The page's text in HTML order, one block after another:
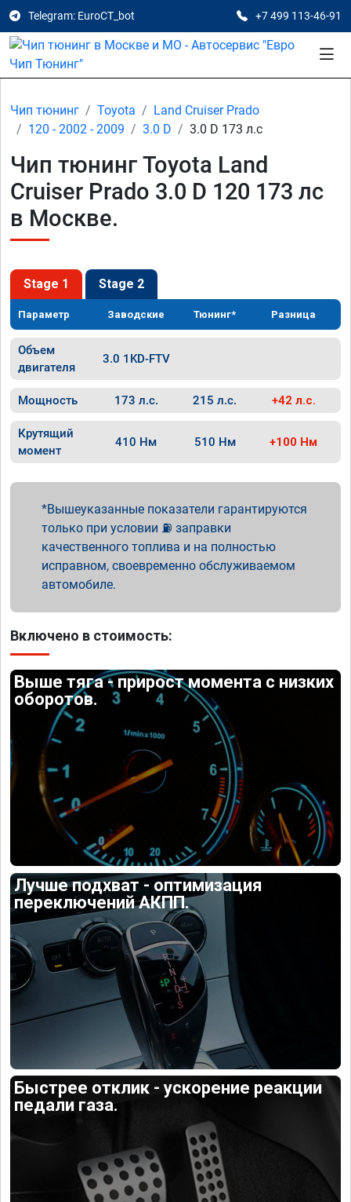
Telegram: EuroCT_bot +7 499 113-46-91
Чип тюнинг Toyota
Land Cruiser Prado
120 - 2002 - 2009
3.0 D 3.0 D 173 л.с
Чип тюнинг Toyota Land
Cruiser Prado 3.0 D 120 173 лс
в Москве.
Stage 1 Stage 2
Параметр Заводские Тюнинг* Разница
Объем
двигателя
3.0 1KD-FTV
Мощность 173 л.с. 215 л.с. +42 л.с.
Крутящий
момент
410 Нм 510 Нм +100 Нм
Вышеуказанные показатели гарантируются
только при условии ⛽ заправки
качественного топлива и на полностью
исправном, своевременно обслуживаемом
автомобиле.
Включено в стоимость:
Выше тяга - прирост момента с низких
оборотов.
Лучше подхват - оптимизация
переключений АКПП.
Быстрее отклик - ускорение реакции
педали газа.